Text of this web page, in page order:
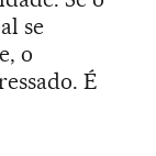
se
o
É